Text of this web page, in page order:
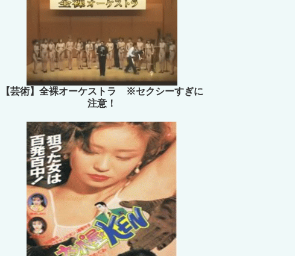
【芸術】全裸オーケストラ ※セクシーすぎに
注意！